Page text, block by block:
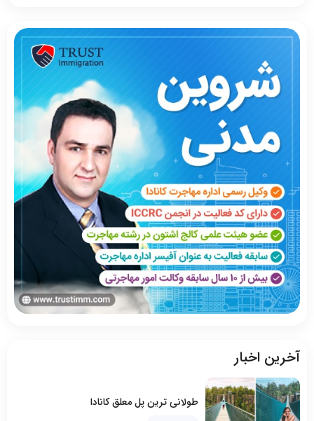
آخرین اخبار
طولانی ترین پل معلق کانادا